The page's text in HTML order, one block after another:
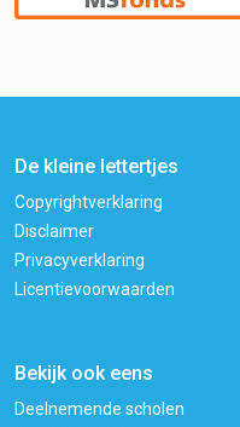
De kleine lettertjes
Copyrightverklaring
Disclaimer
Privacyverklaring
Licentievoorwaarden
Bekijk ook eens
Deelnemende scholen